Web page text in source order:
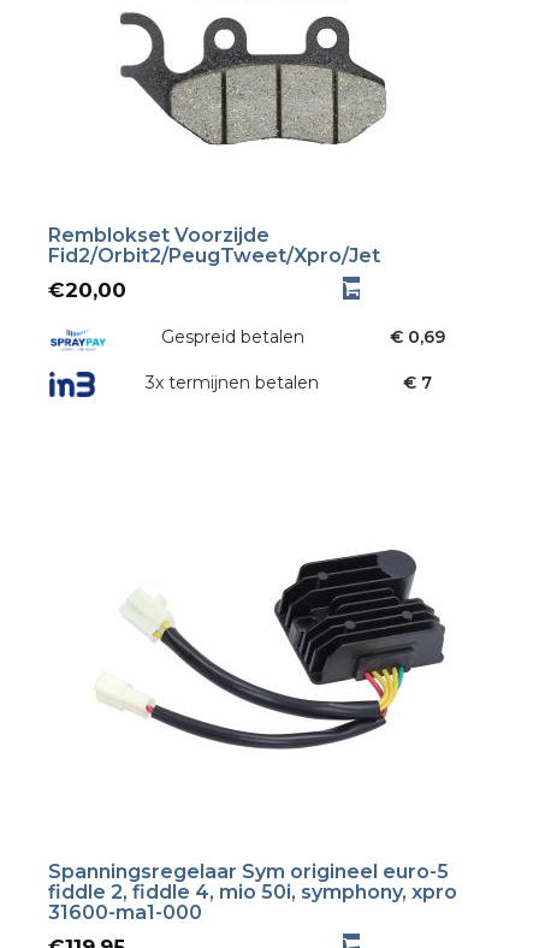
Remblokset Voorzijde
Fid2/Orbit2/PeugTweet/Xpro/Jet
€20,00
Gespreid betalen € 0,69
3x termijnen betalen € 7
Spanningsregelaar Sym origineel euro-5
fiddle 2, fiddle 4, mio 50i, symphony, xpro
31600-ma1-000